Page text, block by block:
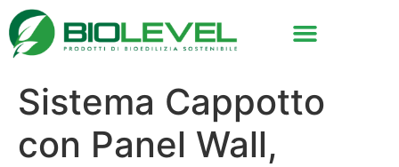
Sistema Cappotto
con Panel Wall,